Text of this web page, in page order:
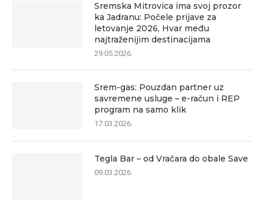
Sremska Mitrovica ima svoj prozor
ka Jadranu: Počele prijave za
letovanje 2026, Hvar među
najtraženijim destinacijama
29.05.2026.
Srem-gas: Pouzdan partner uz
savremene usluge – e-račun i REP
program na samo klik
17.03.2026.
Tegla Bar – od Vračara do obale Save
09.03.2026.